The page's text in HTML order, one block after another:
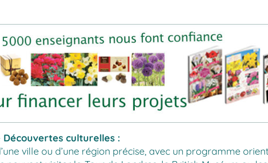
culturelles :
ville ou d’une région précise, avec un programme